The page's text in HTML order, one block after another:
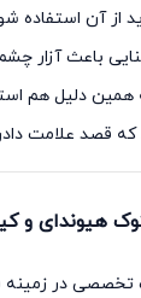
از آن استفاده
باعث آزار
دلیل هم
قصد علامت
هیوندای و
تخصصی در